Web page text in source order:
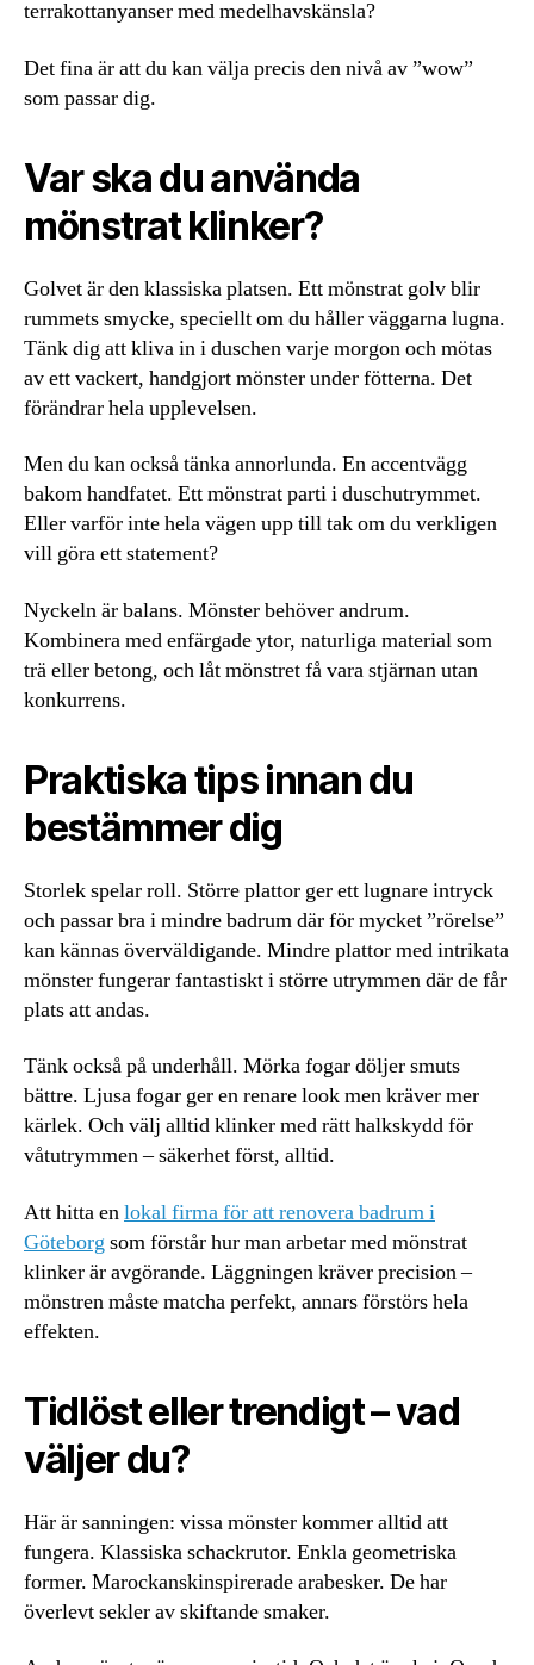
terrakottanyanser med medelhavskänsla?
Det fina är att du kan välja precis den nivå av ”wow”
som passar dig.
Var ska du använda
mönstrat klinker?
Golvet är den klassiska platsen. Ett mönstrat golv blir
rummets smycke, speciellt om du håller väggarna lugna.
Tänk dig att kliva in i duschen varje morgon och mötas
av ett vackert, handgjort mönster under fötterna. Det
förändrar hela upplevelsen.
Men du kan också tänka annorlunda. En accentvägg
bakom handfatet. Ett mönstrat parti i duschutrymmet.
Eller varför inte hela vägen upp till tak om du verkligen
vill göra ett statement?
Nyckeln är balans. Mönster behöver andrum.
Kombinera med enfärgade ytor, naturliga material som
trä eller betong, och låt mönstret få vara stjärnan utan
konkurrens.
Praktiska tips innan du
bestämmer dig
Storlek spelar roll. Större plattor ger ett lugnare intryck
och passar bra i mindre badrum där för mycket ”rörelse”
kan kännas överväldigande. Mindre plattor med intrikata
mönster fungerar fantastiskt i större utrymmen där de får
plats att andas.
Tänk också på underhåll. Mörka fogar döljer smuts
bättre. Ljusa fogar ger en renare look men kräver mer
kärlek. Och välj alltid klinker med rätt halkskydd för
våtutrymmen – säkerhet först, alltid.
Att hitta enlokal firma för att renovera badrum i
Göteborgsom förstår hur man arbetar med mönstrat
klinker är avgörande. Läggningen kräver precision –
mönstren måste matcha perfekt, annars förstörs hela
effekten.
Tidlöst eller trendigt – vad
väljer du?
Här är sanningen: vissa mönster kommer alltid att
fungera. Klassiska schackrutor. Enkla geometriska
former. Marockanskinspirerade arabesker. De har
överlevt sekler av skiftande smaker.